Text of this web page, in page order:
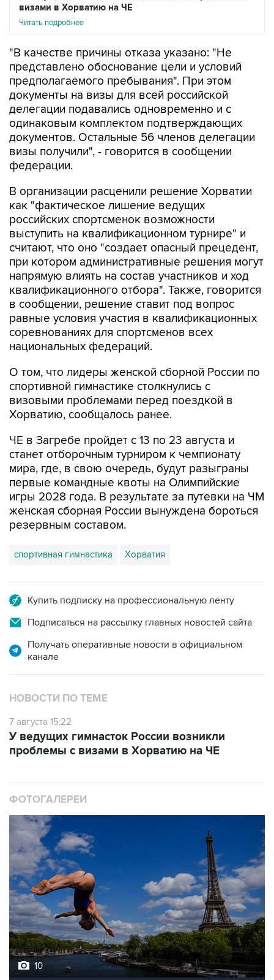
визами в Хорватию на ЧЕ
Читать подробнее
"В качестве причины отказа указано: "Не
представлено обоснование цели и условий
предполагаемого пребывания". При этом
документы на визы для всей российской
делегации подавались одновременно и с
одинаковым комплектом подтверждающих
документов. Остальные 56 членов делегации
визы получили", - говорится в сообщении
федерации.
В организации расценили решение Хорватии
как "фактическое лишение ведущих
российских спортсменок возможности
выступить на квалификационном турнире" и
считают, что оно "создает опасный прецедент,
при котором административные решения могут
напрямую влиять на состав участников и ход
квалификационного отбора". Также, говорится
в сообщении, решение ставит под вопрос
равные условия участия в квалификационных
соревнованиях для спортсменов всех
национальных федераций.
О том, что лидеры женской сборной России по
спортивной гимнастике столкнулись с
визовыми проблемами перед поездкой в
Хорватию, сообщалось ранее.
ЧЕ в Загребе пройдет с 13 по 23 августа и
станет отборочным турниром к чемпионату
мира, где, в свою очередь, будут разыграны
первые командные квоты на Олимпийские
игры 2028 года. В результате за путевки на ЧМ
женская сборная России вынуждена бороться
резервным составом.
спортивная гимнастика Хорватия
Купить подписку на профессиональную ленту
Подписаться на рассылку главных новостей сайта
Получать оперативные новости в официальном
канале
НОВОСТИ ПО ТЕМЕ
7 августа 15:22
У ведущих гимнасток России возникли
проблемы с визами в Хорватию на ЧЕ
ФОТОГАЛЕРЕИ
10